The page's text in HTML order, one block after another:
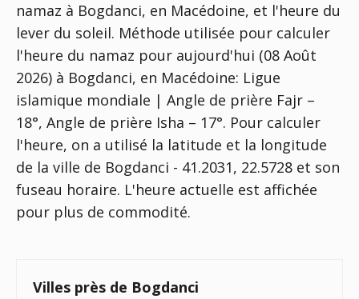
namaz à Bogdanci, en Macédoine, et l'heure du
lever du soleil. Méthode utilisée pour calculer
l'heure du namaz pour aujourd'hui (08 Août
2026) à Bogdanci, en Macédoine: Ligue
islamique mondiale | Angle de prière Fajr –
18°, Angle de prière Isha – 17°. Pour calculer
l'heure, on a utilisé la latitude et la longitude
de la ville de Bogdanci - 41.2031, 22.5728 et son
fuseau horaire. L'heure actuelle est affichée
pour plus de commodité.
Villes près de Bogdanci